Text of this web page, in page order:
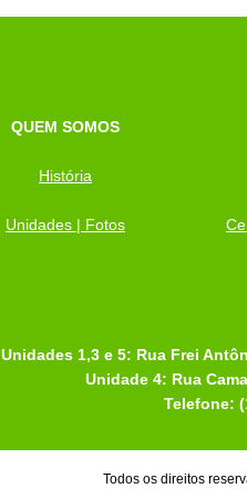
QUEM SOMOS
História
Unidades | Fotos
Unidades 1,3 e 5: Rua Frei
Unidade 4: Rua
Telefone:
Todos os direitos